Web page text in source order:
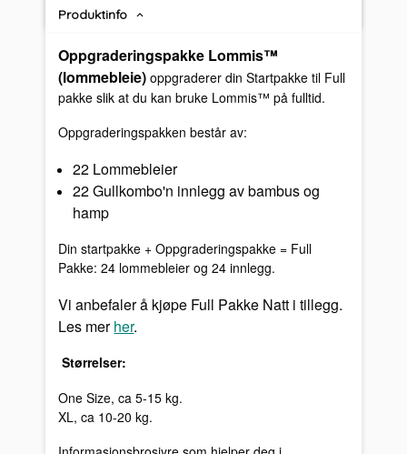
Produktinfo
Oppgraderingspakke Lommis™
(lommebleie) oppgraderer din Startpakke til Full
pakke slik at du kan bruke Lommis™ på fulltid.
Oppgraderingspakken består av:
22 Lommebleier
22 Gullkombo'n innlegg av bambus og
hamp
Din startpakke + Oppgraderingspakke = Full
Pakke: 24 lommebleier og 24 innlegg.
Vi anbefaler å kjøpe Full Pakke Natt i tillegg.
Les merher.
Størrelser:
One Size, ca 5-15 kg.
XL, ca 10-20 kg.